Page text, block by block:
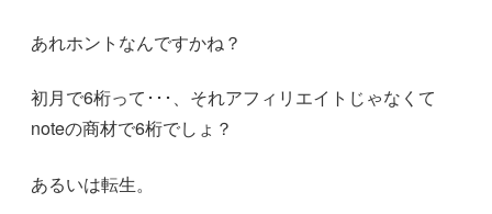
あれホントなんですかね？
初月で6桁って･･･、それアフィリエイトじゃなくて
noteの商材で6桁でしょ？
あるいは転生。